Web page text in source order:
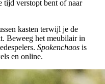
tijd verstopt bent of naar
kasten terwijl je de
Beweeg het meubilair in
Spokenchaos is
en online.